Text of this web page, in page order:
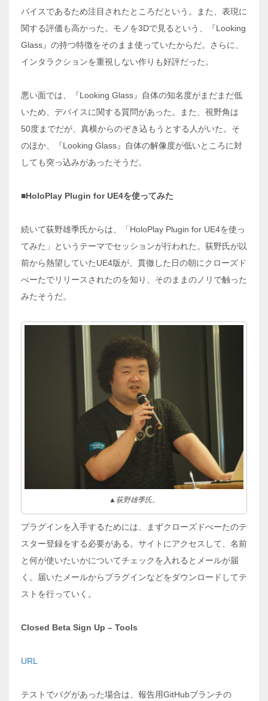
バイスであるため注目されたところだという。また、表現に
関する評価も高かった。モノを3Dで見るという、『Looking
Glass』の持つ特徴をそのまま使っていたからだ。さらに、
インタラクションを重視しない作りも好評だった。
悪い面では、『Looking Glass』自体の知名度がまだまだ低
いため、デバイスに関する質問があった。また、視野角は
50度までだが、真横からのぞき込もうとする人がいた。そ
のほか、『Looking Glass』自体の解像度が低いところに対
しても突っ込みがあったそうだ。
■HoloPlay Plugin for UE4を使ってみた
続いて荻野雄季氏からは、「HoloPlay Plugin for UE4を使っ
てみた」というテーマでセッションが行われた。荻野氏が以
前から熱望していたUE4版が、貫徹した日の朝にクローズド
べーたでリリースされたのを知り、そのままのノリで触った
みたそうだ。
▲荻野雄季氏。
プラグインを入手するためには、まずクローズドべーたのテ
スター登録をする必要がある。サイトにアクセスして、名前
と何が使いたいかについてチェックを入れるとメールが届
く。届いたメールからプラグインなどをダウンロードしてテ
ストを行っていく。
Closed Beta Sign Up – Tools
URL
テストでバグがあった場合は、報告用GitHubブランチの